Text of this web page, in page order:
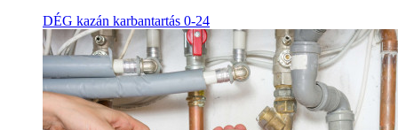
DÉG kazán karbantartás 0-24